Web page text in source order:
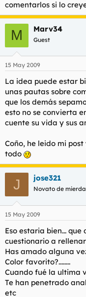
comentarlos si lo
M Marv34
Guest
15 May 2009
La idea puede estar
unas pautas sobre
que los demás
esto no se convierta
cuente su vida y sus
Coño, he leido mi
todo
J jose321
Novato de mierda
15 May 2009
Eso estaria bien...
cuestionario a
Has amado alguna
Color favorito?........
Cuando fué la ultima
Te han penetrado
etc